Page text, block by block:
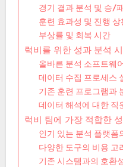
경기 결과 분석 및 승/
훈련 효과성 및 진행 상
부상률 및 회복 시간
럭비를 위한 성과 분석
올바른 분석 소프트웨
데이터 수집 프로세스
기존 훈련 프로그램과
데이터 해석에 대한 직
럭비 팀에 가장 적합한
인기 있는 분석 플랫폼
다양한 도구의 비용 고
기존 시스템과의 호환